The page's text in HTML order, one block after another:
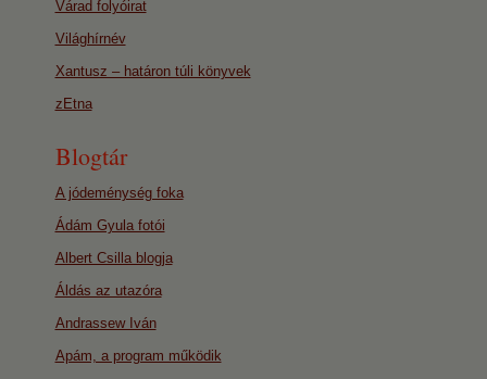
Várad folyóirat
Világhírnév
Xantusz – határon túli könyvek
zEtna
Blogtár
A jódeménység foka
Ádám Gyula fotói
Albert Csilla blogja
Áldás az utazóra
Andrassew Iván
Apám, a program működik